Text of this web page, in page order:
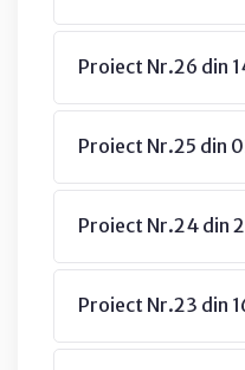
Proiect Nr.26 din
Proiect Nr.25 din
Proiect Nr.24 din
Proiect Nr.23 din